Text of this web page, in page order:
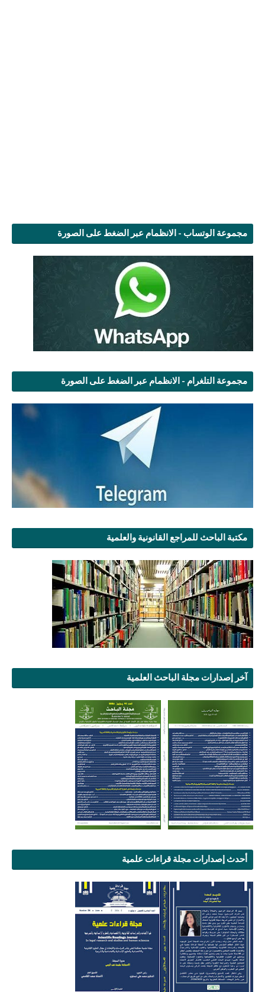
مجموعة الوتساب - الانظمام عبر الضغط على الصورة
مجموعة التلغرام - الانظمام عبر الضغط على الصورة
مكتبة الباحث للمراجع القانونية والعلمية
آخر إصدارات مجلة الباحث العلمية
أحدث إصدارات مجلة قراءات علمية